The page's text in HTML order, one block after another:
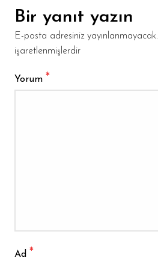
Bir yanıt yazın
E-posta adresiniz yayınlanmayacak.
işaretlenmişlerdir
Yorum *
Ad *